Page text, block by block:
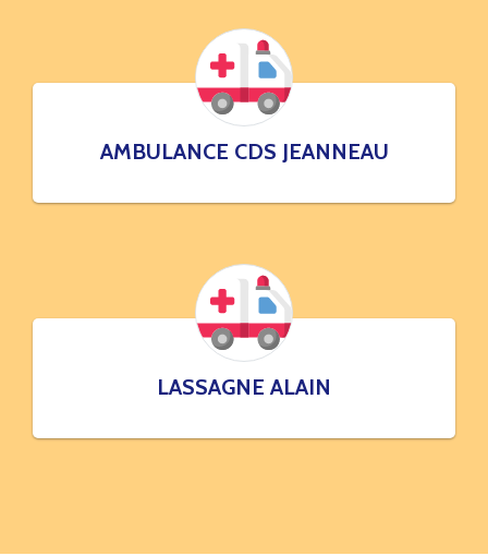
AMBULANCE CDS JEANNEAU
LASSAGNE ALAIN